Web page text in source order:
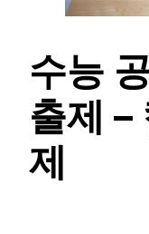
수능
출제 –
제